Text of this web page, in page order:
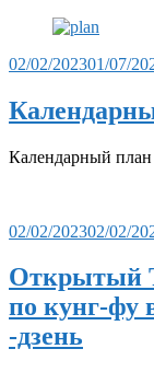
Posted
02/02/202301/07/
Календарный план
Posted
02/02/202302/02/
Открытый
по кунг-фу
-дзень